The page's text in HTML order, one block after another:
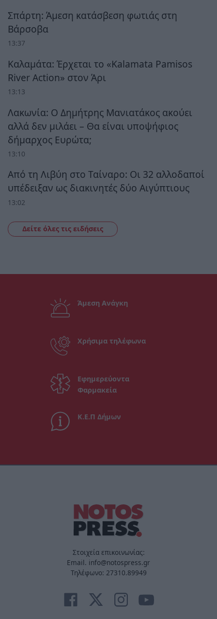
Σπάρτη: Άμεση κατάσβεση φωτιάς στη
Βάρσοβα
13:37
Καλαμάτα: Έρχεται το «Kalamata Pamisos
River Action» στον Άρι
13:13
Λακωνία: Ο Δημήτρης Μανιατάκος ακούει
αλλά δεν μιλάει – Θα είναι υποψήφιος
δήμαρχος Ευρώτα;
13:10
Από τη Λιβύη στο Ταίναρο: Οι 32 αλλοδαποί
υπέδειξαν ως διακινητές δύο Αιγύπτιους
13:02
Δείτε όλες τις ειδήσεις
Άμεση Ανάγκη
Χρήσιμα τηλέφωνα
Εφημερεύοντα
Φαρμακεία
Κ.Ε.Π Δήμων
Στοιχεία επικοινωνίας:
Email. info@notospress.gr
Τηλέφωνο: 27310.89949